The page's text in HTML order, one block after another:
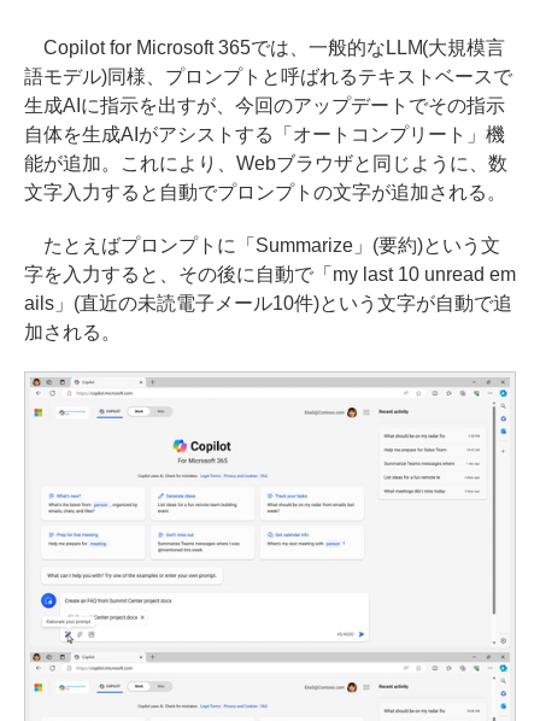
Copilot for Microsoft 365では、一般的なLLM(大規模言
語モデル)同様、プロンプトと呼ばれるテキストベースで
生成AIに指示を出すが、今回のアップデートでその指示
自体を生成AIがアシストする「オートコンプリート」機
能が追加。これにより、Webブラウザと同じように、数
文字入力すると自動でプロンプトの文字が追加される。
たとえばプロンプトに「Summarize」(要約)という文
字を入力すると、その後に自動で「my last 10 unread em
ails」(直近の未読電子メール10件)という文字が自動で追
加される。